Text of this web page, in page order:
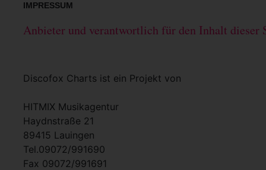
IMPRESSUM
Anbieter und verantwortlich für den Inhalt dieser
Discofox Charts ist ein Projekt von
HITMIX Musikagentur
Haydnstraße 21
89415 Lauingen
Tel.09072/991690
Fax 09072/991691